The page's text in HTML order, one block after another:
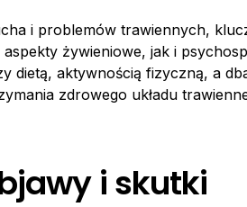
i problemów trawiennych,
żywieniowe, jak i
dietą, aktywnością fizyczną, a
zdrowego układu
i skutki